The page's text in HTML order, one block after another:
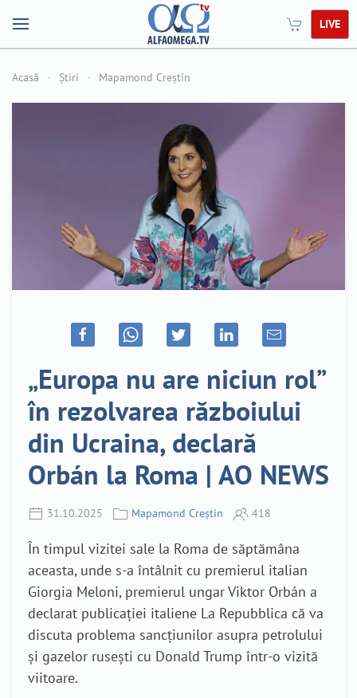
LIVE
Acasă Știri Mapamond Creștin
„Europa nu are niciun rol”
în rezolvarea războiului
din Ucraina, declară
Orbán la Roma | AO NEWS
31.10.2025 Mapamond Creștin 418
În timpul vizitei sale la Roma de săptămâna
aceasta, unde s-a întâlnit cu premierul italian
Giorgia Meloni, premierul ungar Viktor Orbán a
declarat publicației italiene La Repubblica că va
discuta problema sancțiunilor asupra petrolului
și gazelor rusești cu Donald Trump într-o vizită
viitoare.